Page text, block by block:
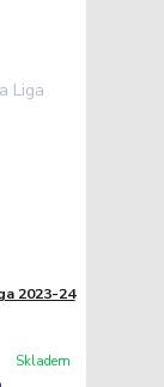
2023-24
Skladem